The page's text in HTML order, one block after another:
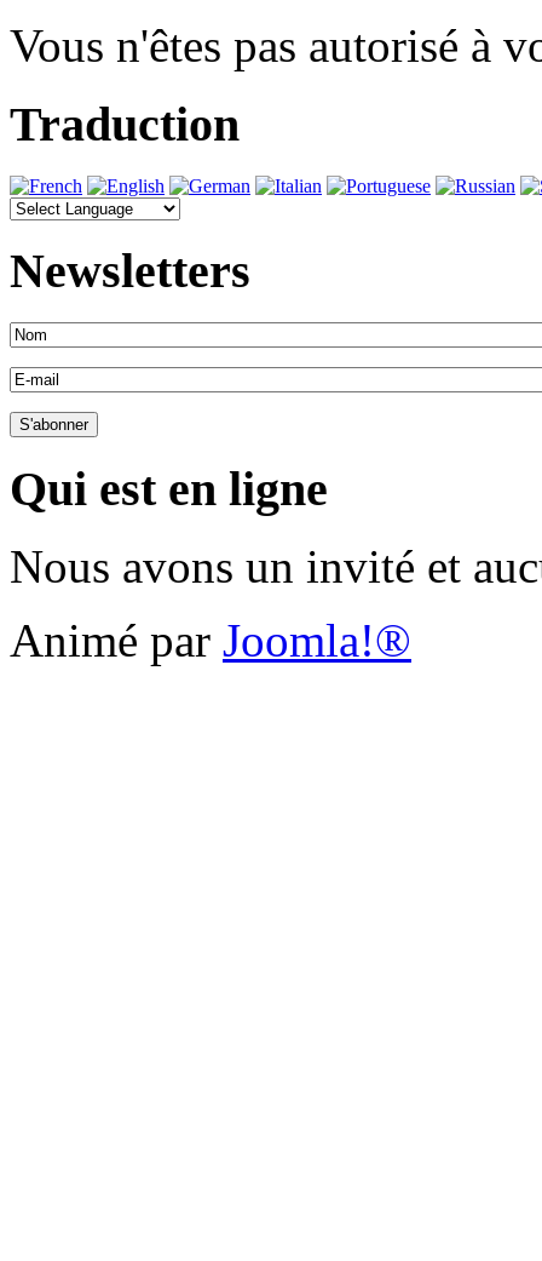
Vous n'êtes pas autorisé à
Traduction
Newsletters
Qui est en ligne
Nous avons un invité et
Animé par Joomla!®